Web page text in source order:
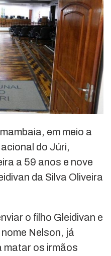
em meio a
do Júri,
a 59 anos e nove
da Silva Oliveira
o filho Gleidivan e
Nelson, já
matar os irmãos